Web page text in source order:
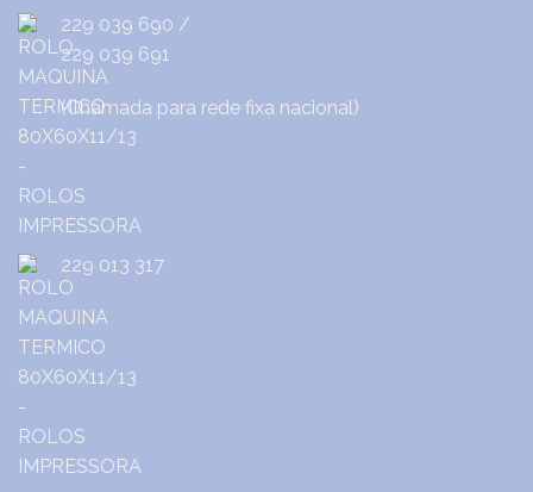
229 039 690 /
229 039 691
(Chamada para rede fixa nacional)
229 013 317